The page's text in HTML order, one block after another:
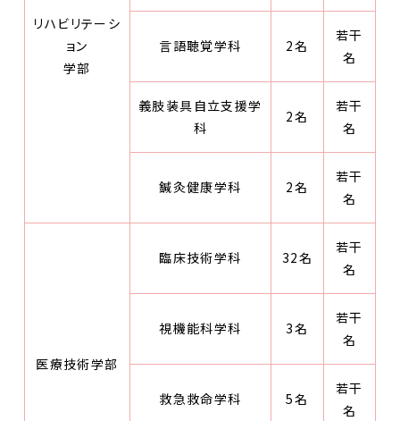
リハビリテーシ
ョン
学部
言語聴覚学科 2名
若干
名
義肢装具自立支援学
科
2名
若干
名
鍼灸健康学科 2名
若干
名
医療技術学部
臨床技術学科 32名
若干
名
視機能科学科 3名
若干
名
救急救命学科 5名
若干
名